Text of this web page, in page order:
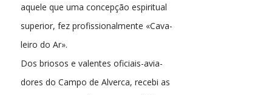
aquele que uma concepção espiritual
superior, fez profissionalmente «Cava-
leiro do Ar».
Dos briosos e valentes oficiais-avia-
dores do Campo de Alverca, recebi as